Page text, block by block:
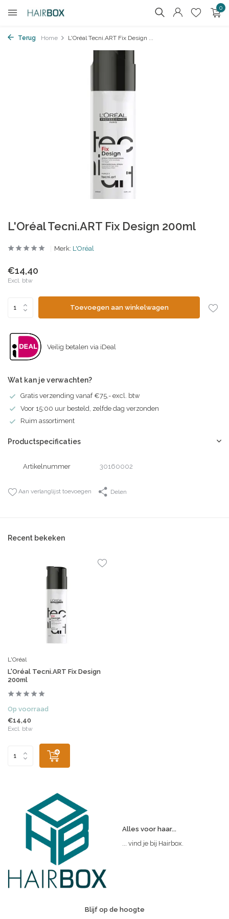
0
Terug Home L'Oréal Tecni.ART Fix Design ...
L'Oréal Tecni.ART Fix Design 200ml
Merk: L'Oréal
€14,40
Excl. btw
Toevoegen aan winkelwagen
Veilig betalen via iDeal
Wat kan je verwachten?
Gratis verzending vanaf €75,- excl. btw
Voor 15:00 uur besteld, zelfde dag verzonden
Ruim assortiment
Productspecificaties
Artikelnummer 30160002
Aan verlanglijst toevoegen Delen
Recent bekeken
L'Oréal
L'Oréal Tecni.ART Fix Design
200ml
Op voorraad
€14,40
Excl. btw
Alles voor haar...
... vind je bij Hairbox.
Blijf op de hoogte